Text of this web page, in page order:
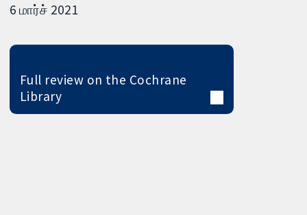
6 மார்ச் 2021
Full review on the Cochrane
Library